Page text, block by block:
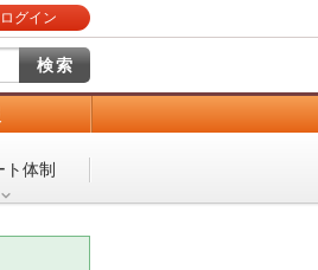
ログイン
ト体制